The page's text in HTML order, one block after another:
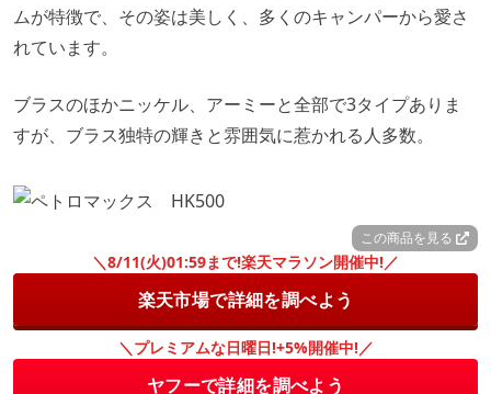
ムが特徴で、その姿は美しく、多くのキャンパーから愛さ
れています。
ブラスのほかニッケル、アーミーと全部で3タイプありま
すが、ブラス独特の輝きと雰囲気に惹かれる人多数。
この商品を見る
＼8/11(火)01:59まで!楽天マラソン開催中!／
楽天市場で詳細を調べよう
＼プレミアムな日曜日!+5%開催中!／
ヤフーで詳細を調べよう